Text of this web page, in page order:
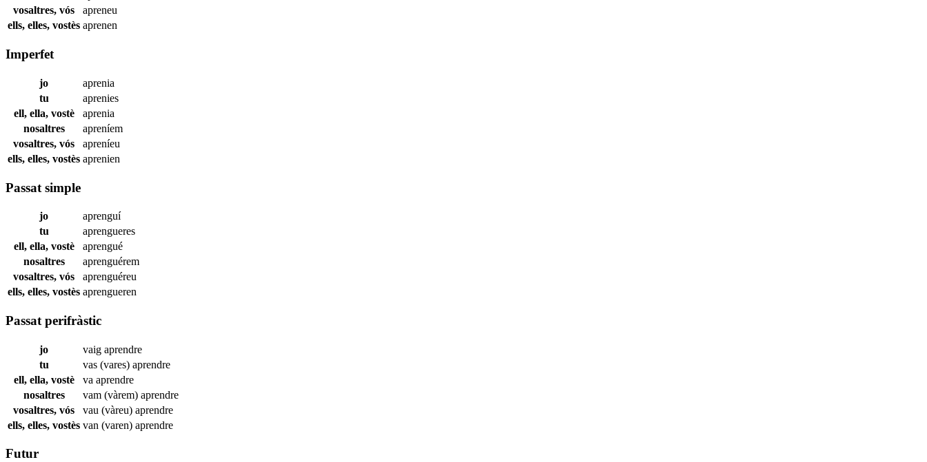
vosaltres, vós
apreneu
ells, elles, vostès aprenen
Imperfet
jo
aprenia
tu
aprenies
ell, ella, vostè
aprenia
nosaltres
apreníem
vosaltres, vós
apreníeu
ells, elles, vostès aprenien
Passat simple
jo
aprenguí
tu
aprengueres
ell, ella, vostè
aprengué
nosaltres
aprenguérem
vosaltres, vós
aprenguéreu
ells, elles, vostès aprengueren
Passat perifràstic
jo vaig aprendre
tu
vas (vares) aprendre
ell, ella, vostè
va aprendre
nosaltres
vam (vàrem) aprendre
vosaltres, vós
vau (vàreu) aprendre
ells, elles, vostès van (varen) aprendre
Futur